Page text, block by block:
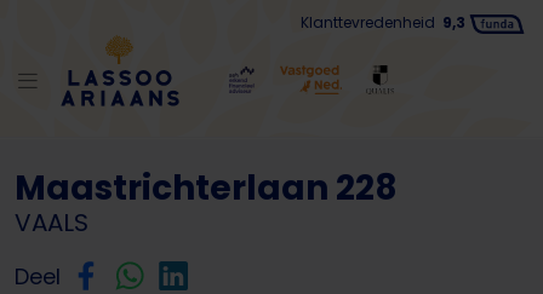
Klanttevredenheid 9,3
Terug naar lijst
Maastrichterlaan 228
VAALS
Deel